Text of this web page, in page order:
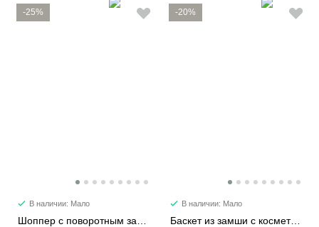
-25%
В наличии: Мало
-20%
В наличии: Мало
Баскет из замши с косметичкой 6785